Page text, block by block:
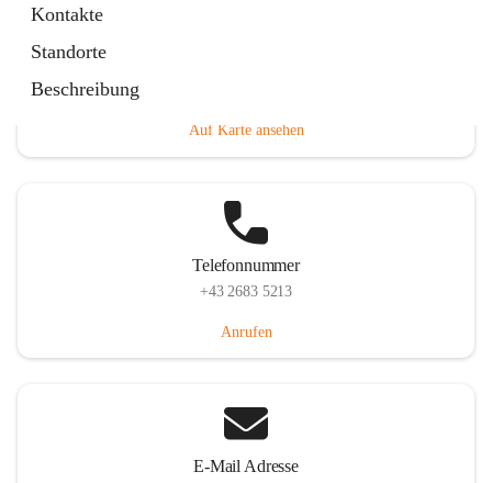
Kontakte
Standorte
Beschreibung
Auf Karte ansehen
Telefonnummer
+43 2683 5213
Anrufen
E-Mail Adresse